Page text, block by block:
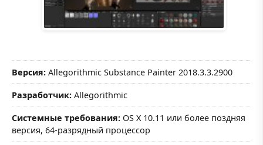
Версия: Allegorithmic Substance Painter 2018.3.3.2900
Разработчик: Allegorithmic
Системные требования: OS X 10.11 или более поздняя
версия, 64-разрядный процессор